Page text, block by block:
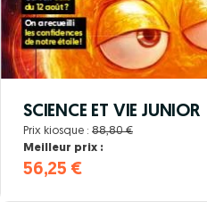
SCIENCE ET VIE JUNIOR
Prix kiosque : 88,80 €
Meilleur prix :
56,25 €